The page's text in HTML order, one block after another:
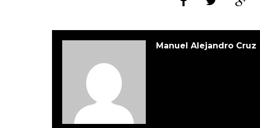
Manuel Alejandro Cruz